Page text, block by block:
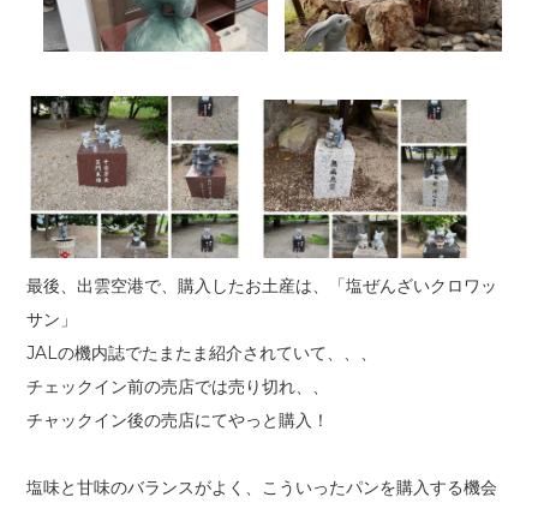
最後、出雲空港で、購入したお土産は、「塩ぜんざいクロワッ
サン」
JALの機内誌でたまたま紹介されていて、、、
チェックイン前の売店では売り切れ、、
チャックイン後の売店にてやっと購入！
塩味と甘味のバランスがよく、こういったパンを購入する機会